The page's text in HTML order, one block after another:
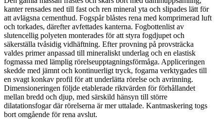
kanter rensades ned till fast och ren mineral yta och slipades lätt för
att avlägsna cementhud. Fogspår blåstes rena med komprimerad luft
och torkades, därefter avfettades kanterna. Fogbottenlist av
slutencellig polyeten monterades för att styra fogdjupet och
säkerställa tvåsidig vidhäftning. Efter provning på provsträcka
valdes primer anpassad till mineraliskt underlag och en elastisk
fogmassa med lämplig rörelseupptagningsförmåga. Appliceringen
skedde med jämnt och kontinuerligt tryck, fogarna verktygades till
en svagt konkav profil för att underlätta rörelse och avrinning.
Dimensioneringen följde etablerade riktvärden för förhållandet
mellan bredd och djup, med särskild hänsyn till större
dilatationsfogar där rörelserna är mer uttalade. Kantmaskering togs
bort omgående för rena avslut.